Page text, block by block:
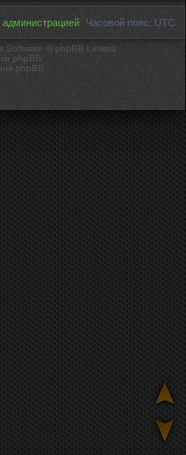
Часовой пояс: UTC
администрацией
Software © phpBB Limited
phpBB
phpBB